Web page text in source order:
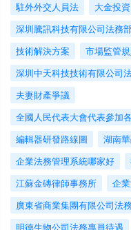
駐外外交人員法
大金投資
深圳騰訊科技有限公司法務
技術解決方案
市場監管
深圳中天科技技術有限公司
夫妻財產爭議
全國人民代表大會代表參加
編輯器研發路線圖
湖南
企業法務管理系統哪家好
江蘇金磚律師事務所
企
廣東省商業集團有限公司法
明德生物公司法務專員待遇